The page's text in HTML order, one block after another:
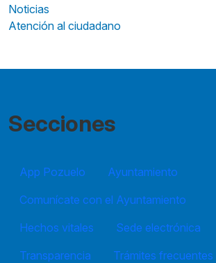
Noticias
Atención al ciudadano
Secciones
App Pozuelo
Ayuntamiento
Comunícate con el Ayuntamiento
Hechos vitales
Sede electrónica
Transparencia
Trámites frecuentes